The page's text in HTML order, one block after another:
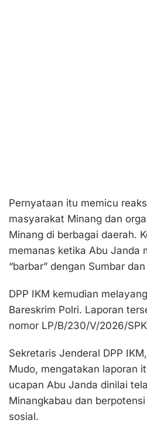
Pernyataan itu memicu
masyarakat Minang dan
Minang di berbagai daerah.
memanas ketika Abu Janda
“barbar” dengan Sumbar
DPP IKM kemudian
Bareskrim Polri. Laporan
nomor LP/B/230/V/2026/
Sekretaris Jenderal DPP
Mudo, mengatakan laporan
ucapan Abu Janda dinilai
Minangkabau dan
sosial.